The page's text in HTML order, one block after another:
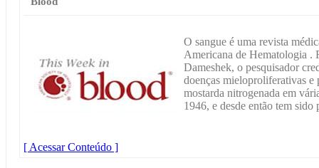
O sangue é uma revista
Americana de Hematologia
Dameshek, o pesquisador
doenças mieloproliferativas e
mostarda nitrogenada em
1946, e desde então tem
[ Acessar Conteúdo ]